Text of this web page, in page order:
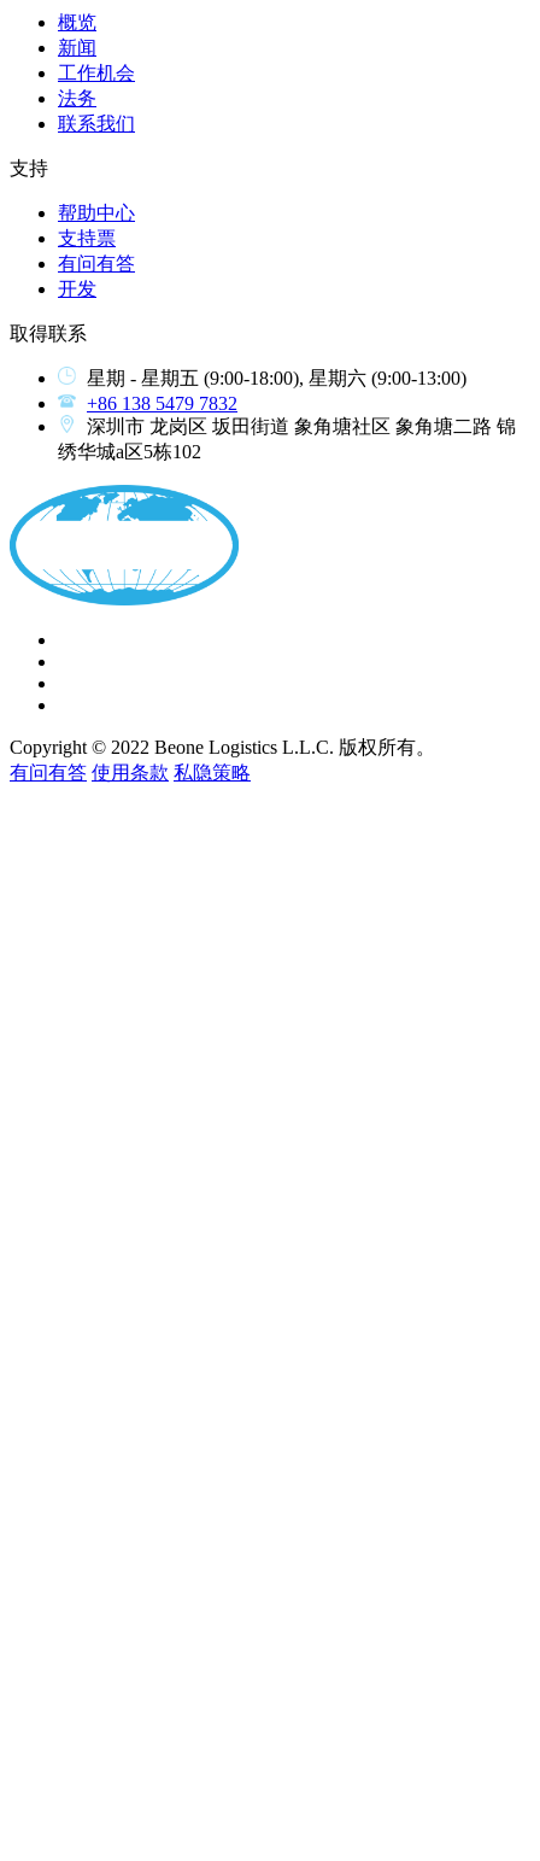
概览
新闻
工作机会
法务
联系我们
支持
帮助中心
支持票
有问有答
开发
取得联系
星期 - 星期五 (9:00-18:00), 星期六 (9:00-13:00)
+86 138 5479 7832
深圳市 龙岗区 坂田街道 象角塘社区 象角塘二路 锦
绣华城a区5栋102
Copyright © 2022 Beone Logistics L.L.C. 版权所有。
有问有答 使用条款 私隐策略